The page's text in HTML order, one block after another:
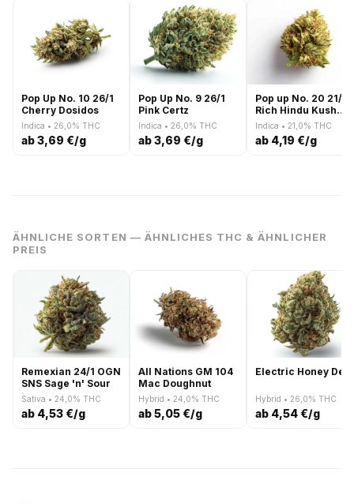
Pop Up No. 10 26/1
Cherry Dosidos
Indica • 26,0% THC
ab 3,69 €/g
Pop Up No. 9 26/1
Pink Certz
Indica • 26,0% THC
ab 3,69 €/g
Pop up No. 20 21/1
Rich Hindu Kush
Zkittlez
Indica • 21,0% THC
ab 4,19 €/g
ÄHNLICHE SORTEN — ÄHNLICHES THC & ÄHNLICHER
PREIS
Remexian 24/1 OGN
SNS Sage 'n' Sour
Sativa • 24,0% THC
ab 4,53 €/g
All Nations GM 104
Mac Doughnut
Hybrid • 24,0% THC
ab 5,05 €/g
Electric Honey Dew
Hybrid • 26,0% THC
ab 4,54 €/g